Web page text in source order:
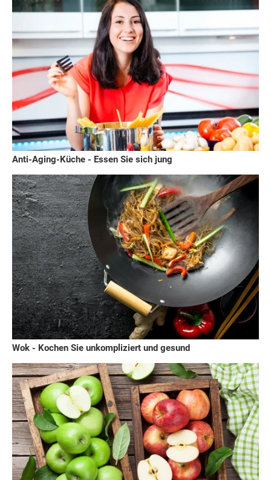
Anti-Aging-Küche - Essen Sie sich jung
Wok - Kochen Sie unkompliziert und gesund